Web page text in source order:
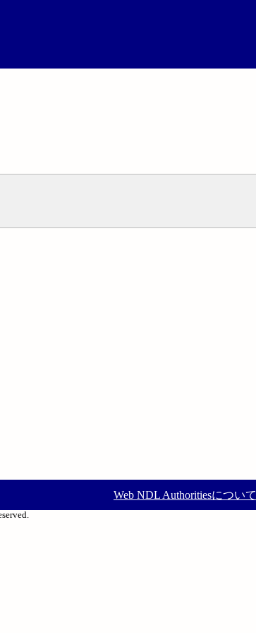
Web NDL Authoritiesについて